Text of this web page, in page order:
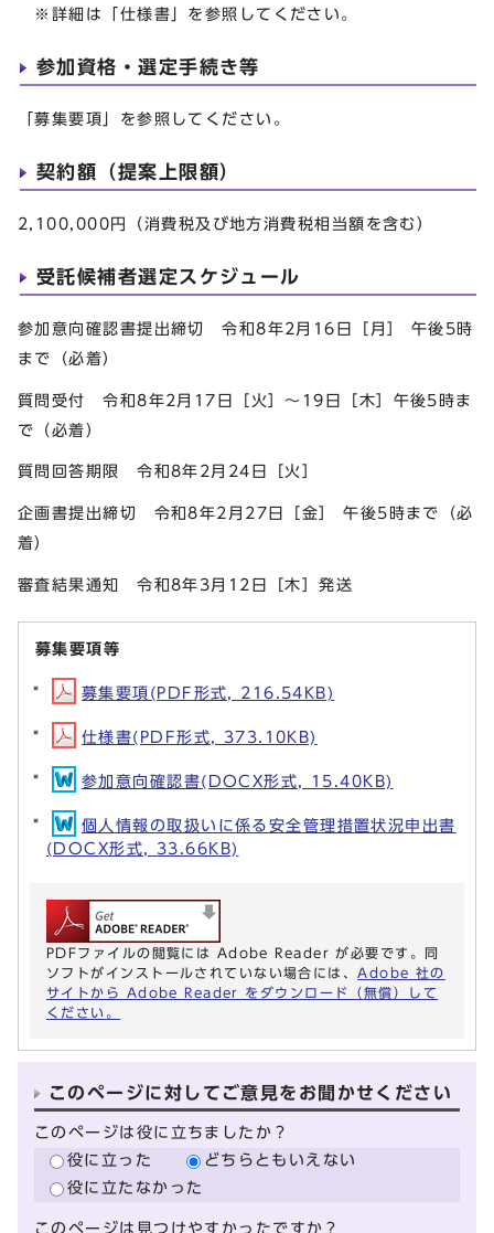
※詳細は「仕様書」を参照してください。
参加資格・選定手続き等
「募集要項」を参照してください。
契約額（提案上限額）
2,100,000円（消費税及び地方消費税相当額を含む）
受託候補者選定スケジュール
参加意向確認書提出締切 令和8年2月16日［月］ 午後5時
まで（必着）
質問受付 令和8年2月17日［火］～19日［木］午後5時ま
で（必着）
質問回答期限 令和8年2月24日［火］
企画書提出締切 令和8年2月27日［金］ 午後5時まで（必
着）
審査結果通知 令和8年3月12日［木］発送
募集要項等
募集要項(PDF形式, 216.54KB)
仕様書(PDF形式, 373.10KB)
参加意向確認書(DOCX形式, 15.40KB)
個人情報の取扱いに係る安全管理措置状況申出書
(DOCX形式, 33.66KB)
PDFファイルの閲覧には Adobe Reader が必要です。同
ソフトがインストールされていない場合には、 Adobe 社の
サイトから Adobe Reader をダウンロード（無償）して
ください。
このページに対してご意見をお聞かせください
このページは役に立ちましたか？
役に立った
どちらともいえない
役に立たなかった
このページは見つけやすかったですか？